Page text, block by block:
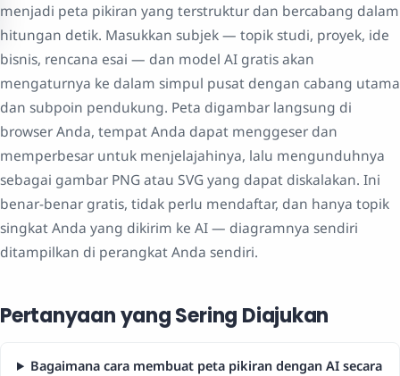
menjadi peta pikiran yang terstruktur dan bercabang dalam
hitungan detik. Masukkan subjek — topik studi, proyek, ide
bisnis, rencana esai — dan model AI gratis akan
mengaturnya ke dalam simpul pusat dengan cabang utama
dan subpoin pendukung. Peta digambar langsung di
browser Anda, tempat Anda dapat menggeser dan
memperbesar untuk menjelajahinya, lalu mengunduhnya
sebagai gambar PNG atau SVG yang dapat diskalakan. Ini
benar-benar gratis, tidak perlu mendaftar, dan hanya topik
singkat Anda yang dikirim ke AI — diagramnya sendiri
ditampilkan di perangkat Anda sendiri.
Pertanyaan yang Sering Diajukan
Bagaimana cara membuat peta pikiran dengan AI secara